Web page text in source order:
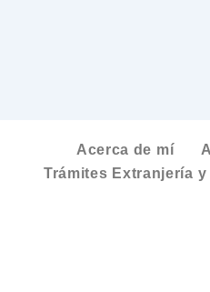
Acerca de mí
Trámites Extranjería